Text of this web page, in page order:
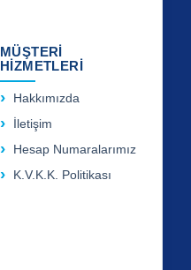
MÜŞTERİ
HİZMETLERİ
Hakkımızda
İletişim
Hesap Numaralarımız
K.V.K.K. Politikası